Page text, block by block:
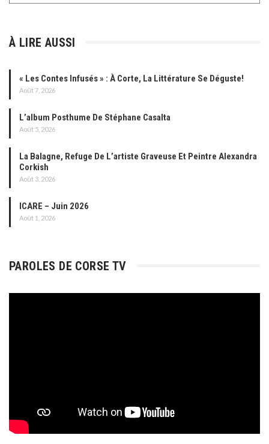
À LIRE AUSSI
« Les Contes Infusés » : À Corte, La Littérature Se Déguste!
Août 7, 2026
L’album Posthume De Stéphane Casalta
Août 5, 2026
La Balagne, Refuge De L’artiste Graveuse Et Peintre Alexandra
Corkish
Août 3, 2026
ICARE – Juin 2026
Août 1, 2026
PAROLES DE CORSE TV